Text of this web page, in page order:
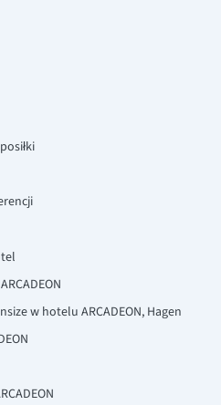
w hotelu ARCADEON, Hagen